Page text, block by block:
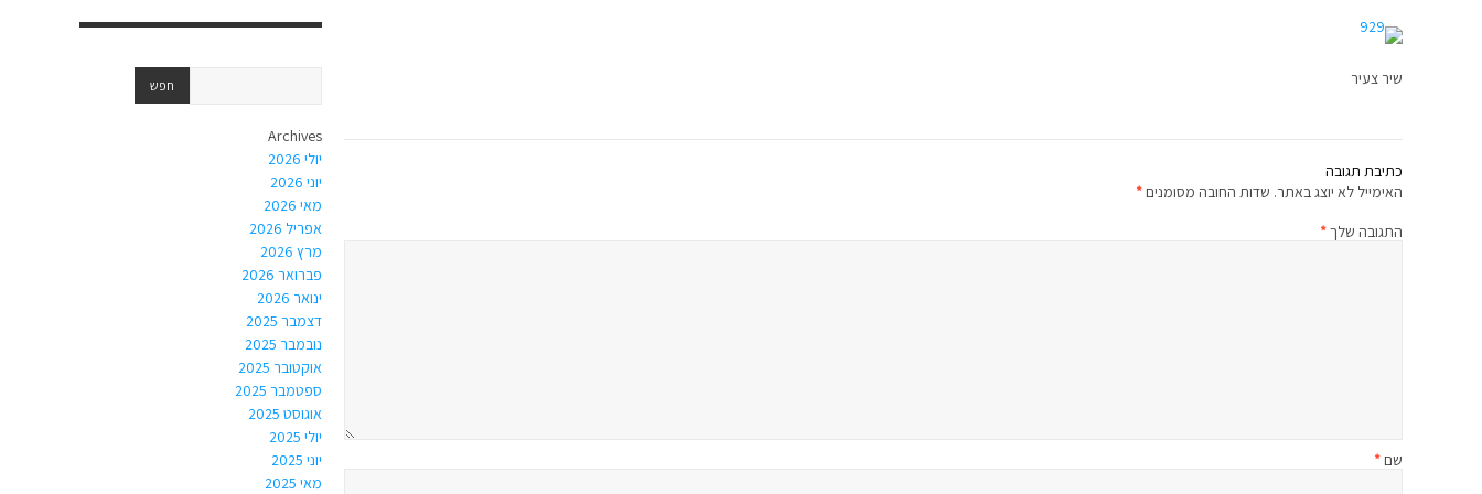
שיר צעיר
כתיבת תגובה
האימייל לא יוצג באתר. שדות החובה מסומנים*
התגובה שלך*
שם*
Archives
יולי 2026
יוני 2026
מאי 2026
אפריל 2026
מרץ 2026
פברואר 2026
ינואר 2026
דצמבר 2025
נובמבר 2025
אוקטובר 2025
ספטמבר 2025
אוגוסט 2025
יולי 2025
יוני 2025
מאי 2025